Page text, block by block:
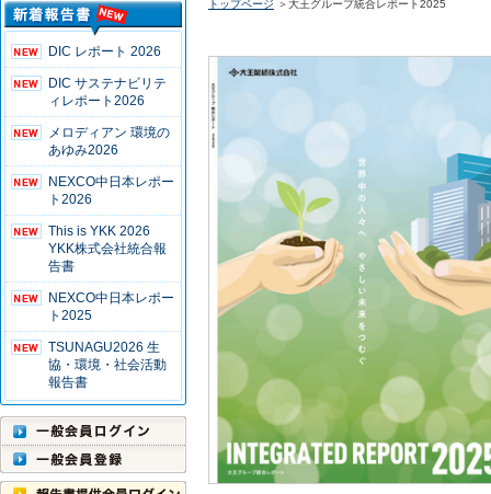
DIC レポート 2026
DIC サステナビリテ
ィレポート2026
メロディアン 環境の
あゆみ2026
NEXCO中日本レポー
ト2026
This is YKK 2026
YKK株式会社統合報
告書
NEXCO中日本レポー
ト2025
TSUNAGU2026 生
協・環境・社会活動
報告書
トップページ ＞大王グループ統合レポート2025